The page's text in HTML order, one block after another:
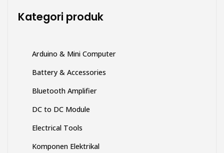
di
Kategori produk
Arduino & Mini Computer
Battery & Accessories
Bluetooth Amplifier
DC to DC Module
Electrical Tools
Komponen Elektrikal